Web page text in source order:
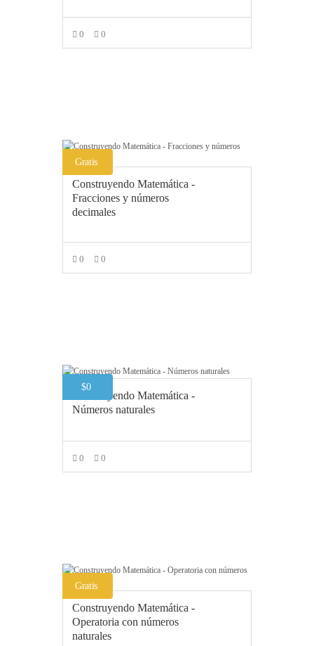
0 0
Gratis
Construyendo Matemática -
Fracciones y números
decimales
0 0
$0
Construyendo Matemática -
Números naturales
0 0
Gratis
Construyendo Matemática -
Operatoria con números
naturales